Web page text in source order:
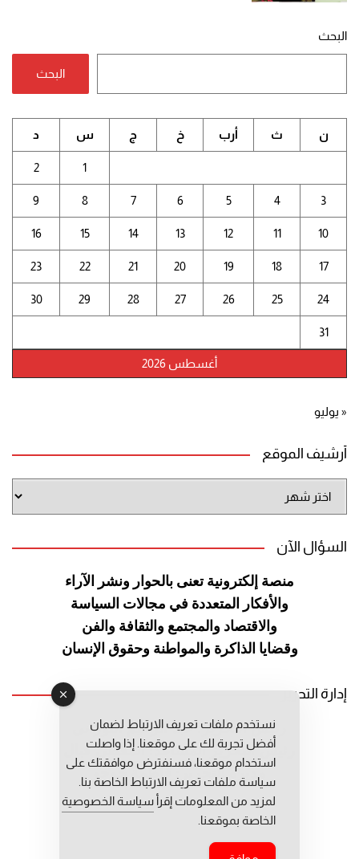
البحث
البحث
أغسطس 2026
ن ث أرب خ ج س د
1
2
3
4
5
6
7
8
9
10
11
12
13
14
15
16
17
18
19
20
21
22
23
24
25
26
27
28
29
30
31
« يوليو
أرشيف الموقع
الموقع
السؤال الآن
منصة إلكترونية تعنى بالحوار ونشر الآراء
والأفكار المتعددة في مجالات السياسة
والاقتصاد والمجتمع والثقافة والفن
وقضايا الذاكرة والمواطنة وحقوق الإنسان
إدارة التحرير
رئيس التحرير: عبد الرحيم التوراني
رئيس التحرير المساعد: المعطي قبال
مديرة التحرير: فاطمة حوحو
نستخدم ملفات تعريف الارتباط لضمان
أفضل تجربة لك على موقعنا. إذا واصلت
استخدام موقعنا، فسنفترض موافقتك على
سياسة ملفات تعريف الارتباط الخاصة بنا.
لمزيد من المعلومات إقرأ سياسة الخصوصية
الخاصة بموقعنا.